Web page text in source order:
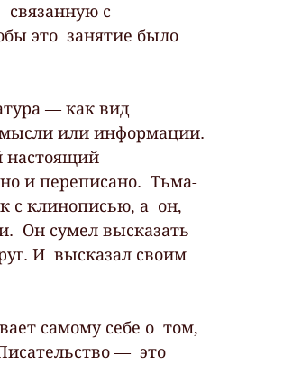
связанную с
это  занятие было
— как вид
мысли или информации.
настоящий
и переписано.  Тьма-
с клинописью, а  он,
Он сумел высказать
И  высказал своим
самому себе о  том,
—  это